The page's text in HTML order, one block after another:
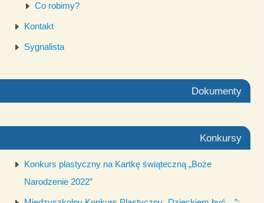
Co robimy?
Kontakt
Sygnalista
Dokumenty
Konkursy
Konkurs plastyczny na Kartkę świąteczną „Boże
Narodzenie 2022”